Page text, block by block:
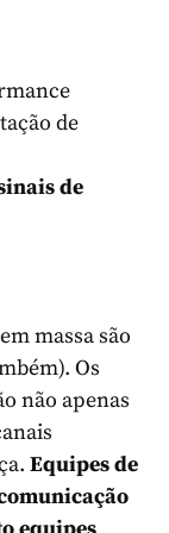
de
de
massa são
Os
não apenas
Equipes de